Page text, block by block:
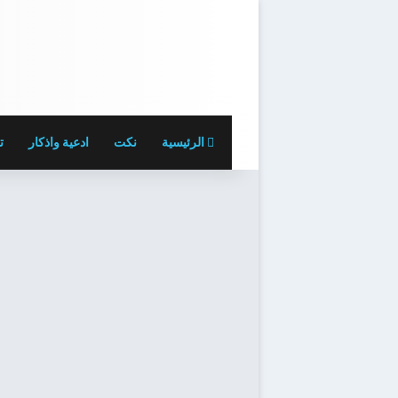
الرئيسية نكت ادعية واذكار